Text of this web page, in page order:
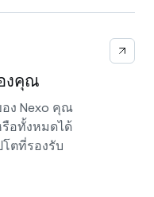
งคุณ
ง Nexo คุณ
อทั้งหมดได้
ตที่รองรับ